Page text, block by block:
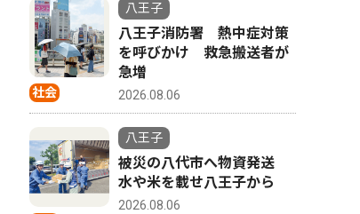
社会
八王子
八王子消防署 熱中症対策
を呼びかけ 救急搬送者が
急増
2026.08.06
八王子
被災の八代市へ物資発送
水や米を載せ八王子から
2026.08.06